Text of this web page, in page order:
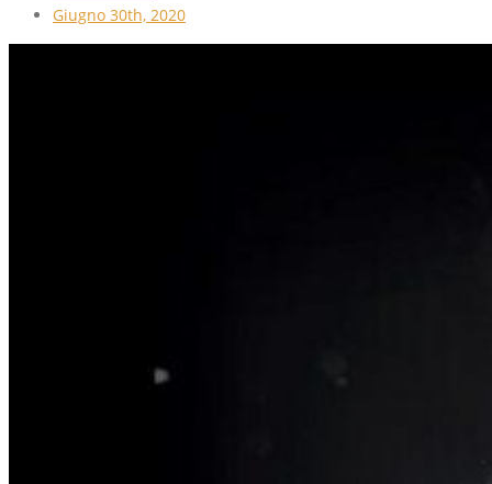
Giugno 30th, 2020